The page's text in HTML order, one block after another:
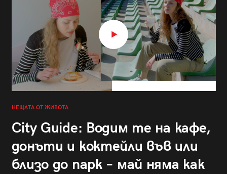
НЕЩАТА ОТ ЖИВОТА
City Guide: Водим те на кафе,
донъти и коктейли във или
близо до парк – май няма как